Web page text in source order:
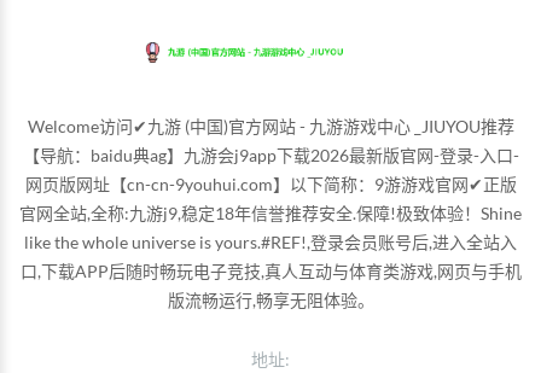
Welcome访问✔九游 (中国)官方网站 - 九游游戏中心 _JIUYOU推荐
【导航：baidu典ag】九游会j9app下载2026最新版官网-登录-入口-
网页版网址【cn-cn-9youhui.com】以下简称：9游游戏官网✔正版
官网全站,全称:九游j9,稳定18年信誉推荐安全.保障!极致体验！Shine
like the whole universe is yours.#REF!,登录会员账号后,进入全站入
口,下载APP后随时畅玩电子竞技,真人互动与体育类游戏,网页与手机
版流畅运行,畅享无阻体验。
地址: